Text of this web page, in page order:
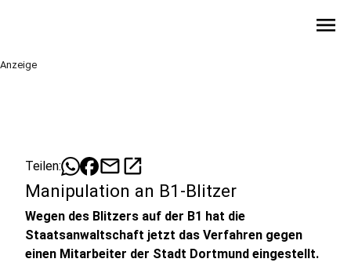
menu
Anzeige
Teilen: mailopen_in_new
Manipulation an B1-Blitzer
Wegen des Blitzers auf der B1 hat die
Staatsanwaltschaft jetzt das Verfahren gegen
einen Mitarbeiter der Stadt Dortmund eingestellt.